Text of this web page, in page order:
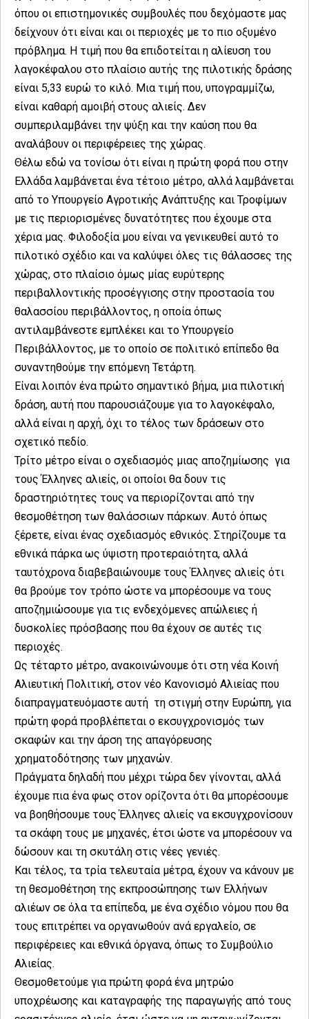
όπου οι επιστημονικές συμβουλές που δεχόμαστε μας
δείχνουν ότι είναι και οι περιοχές με το πιο οξυμένο
πρόβλημα. Η τιμή που θα επιδοτείται η αλίευση του
λαγοκέφαλου στο πλαίσιο αυτής της πιλοτικής δράσης
είναι 5,33 ευρώ το κιλό. Μια τιμή που, υπογραμμίζω,
είναι καθαρή αμοιβή στους αλιείς. Δεν
συμπεριλαμβάνει την ψύξη και την καύση που θα
αναλάβουν οι περιφέρειες της χώρας.
Θέλω εδώ να τονίσω ότι είναι η πρώτη φορά που στην
Ελλάδα λαμβάνεται ένα τέτοιο μέτρο, αλλά λαμβάνεται
από το Υπουργείο Αγροτικής Ανάπτυξης και Τροφίμων
με τις περιορισμένες δυνατότητες που έχουμε στα
χέρια μας. Φιλοδοξία μου είναι να γενικευθεί αυτό το
πιλοτικό σχέδιο και να καλύψει όλες τις θάλασσες της
χώρας, στο πλαίσιο όμως μίας ευρύτερης
περιβαλλοντικής προσέγγισης στην προστασία του
θαλασσίου περιβάλλοντος, η οποία όπως
αντιλαμβάνεστε εμπλέκει και το Υπουργείο
Περιβάλλοντος, με το οποίο σε πολιτικό επίπεδο θα
συναντηθούμε την επόμενη Τετάρτη.
Είναι λοιπόν ένα πρώτο σημαντικό βήμα, μια πιλοτική
δράση, αυτή που παρουσιάζουμε για το λαγοκέφαλο,
αλλά είναι η αρχή, όχι το τέλος των δράσεων στο
σχετικό πεδίο.
Τρίτο μέτρο είναι ο σχεδιασμός μιας αποζημίωσης για
τους Έλληνες αλιείς, οι οποίοι θα δουν τις
δραστηριότητες τους να περιορίζονται από την
θεσμοθέτηση των θαλάσσιων πάρκων. Αυτό όπως
ξέρετε, είναι ένας σχεδιασμός εθνικός. Στηρίζουμε τα
εθνικά πάρκα ως ύψιστη προτεραιότητα, αλλά
ταυτόχρονα διαβεβαιώνουμε τους Έλληνες αλιείς ότι
θα βρούμε τον τρόπο ώστε να μπορέσουμε να τους
αποζημιώσουμε για τις ενδεχόμενες απώλειες ή
δυσκολίες πρόσβασης που θα έχουν σε αυτές τις
περιοχές.
Ως τέταρτο μέτρο, ανακοινώνουμε ότι στη νέα Κοινή
Αλιευτική Πολιτική, στον νέο Κανονισμό Αλιείας που
διαπραγματευόμαστε αυτή τη στιγμή στην Ευρώπη, για
πρώτη φορά προβλέπεται ο εκσυγχρονισμός των
σκαφών και την άρση της απαγόρευσης
χρηματοδότησης των μηχανών.
Πράγματα δηλαδή που μέχρι τώρα δεν γίνονται, αλλά
έχουμε πια ένα φως στον ορίζοντα ότι θα μπορέσουμε
να βοηθήσουμε τους Έλληνες αλιείς να εκσυγχρονίσουν
τα σκάφη τους με μηχανές, έτσι ώστε να μπορέσουν να
δώσουν και τη σκυτάλη στις νέες γενιές.
Και τέλος, τα τρία τελευταία μέτρα, έχουν να κάνουν με
τη θεσμοθέτηση της εκπροσώπησης των Ελλήνων
αλιέων σε όλα τα επίπεδα, με ένα σχέδιο νόμου που θα
τους επιτρέπει να οργανωθούν ανά εργαλείο, σε
περιφέρειες και εθνικά όργανα, όπως το Συμβούλιο
Αλιείας.
Θεσμοθετούμε για πρώτη φορά ένα μητρώο
υποχρέωσης και καταγραφής της παραγωγής από τους